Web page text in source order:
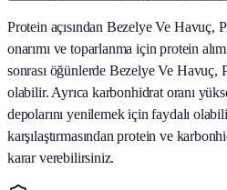
Protein açısından Bezelye Ve Havuç,
onarımı ve toparlanma için protein
sonrası öğünlerde Bezelye Ve Havuç,
olabilir. Ayrıca karbonhidrat oranı
depolarını yenilemek için faydalı
karşılaştırmasından protein ve
karar verebilirsiniz.